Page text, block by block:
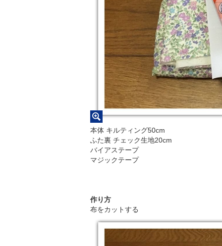
本体 キルティング50cm
ふた裏 チェック生地20cm
バイアステープ
マジックテープ
作り方
布をカットする